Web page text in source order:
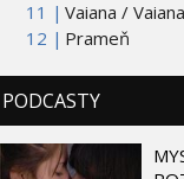
11 | Vaiana / Vaiana
12 | Prameň
PODCASTY